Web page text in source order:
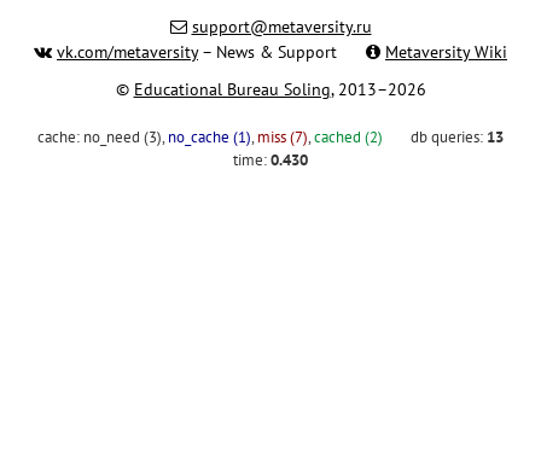
support@metaversity.ru
vk.com/metaversity– News & Support
Metaversity Wiki
© Educational Bureau Soling, 2013–2026
cache: no_need (3), no_cache (1), miss (7),cached (2) db queries: 13
time:0.430